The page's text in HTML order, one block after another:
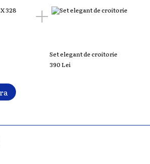
Set elegant de croitorie
390 Lei